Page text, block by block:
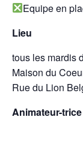
Equipe en
Lieu
tous les mardis
Maison du
Rue du Lion
Animateur-